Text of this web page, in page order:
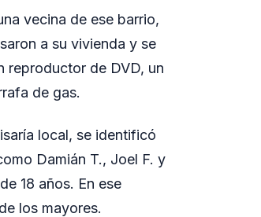
vecina de ese barrio,
a su vivienda y se
reproductor de DVD, un
de gas.
local, se identificó
Damián T., Joel F. y
18 años. En ese
los mayores.